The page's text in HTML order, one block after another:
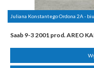
Juliana Konstantego Ordona 2A -
Saab 9-3 2001 prod. AREO